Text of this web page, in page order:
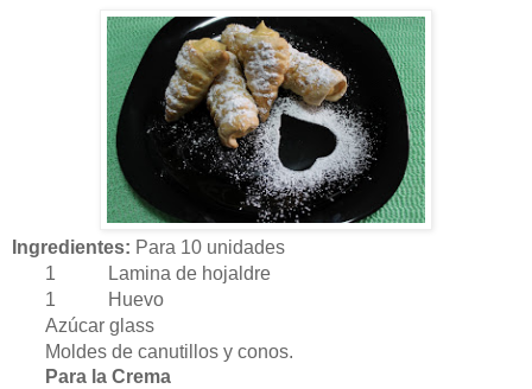
Ingredientes: Para 10 unidades
1 Lamina de hojaldre
1 Huevo
Azúcar glass
Moldes de canutillos y conos.
Para la Crema